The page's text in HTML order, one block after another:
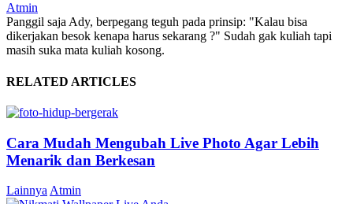
Atmin
Panggil saja Ady, berpegang teguh pada prinsip: "Kalau bisa
dikerjakan besok kenapa harus sekarang ?" Sudah gak kuliah tapi
masih suka mata kuliah kosong.
RELATED ARTICLES
Cara Mudah Mengubah Live Photo Agar Lebih
Menarik dan Berkesan
Lainnya Atmin